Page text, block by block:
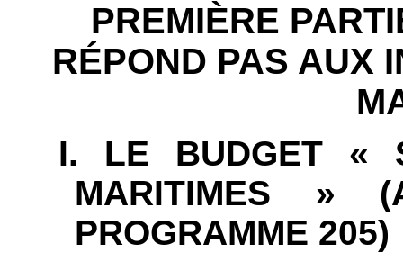
PREMIÈRE
RÉPOND PAS AUX
I. LE BUDGET «
MARITIMES »
PROGRAMME 205)